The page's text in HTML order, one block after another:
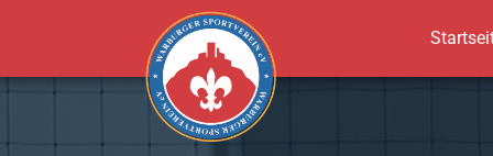
Zum Hauptinhalt springen